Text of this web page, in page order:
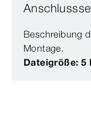
Beschreibung
Montage.
Dateigröße: 5